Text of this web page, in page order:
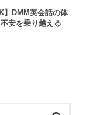
】DMM英会話の体
安を乗り越える